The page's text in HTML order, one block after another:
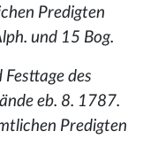
Predigten
und 15 Bog.
des
eb. 8. 1787.
Predigten